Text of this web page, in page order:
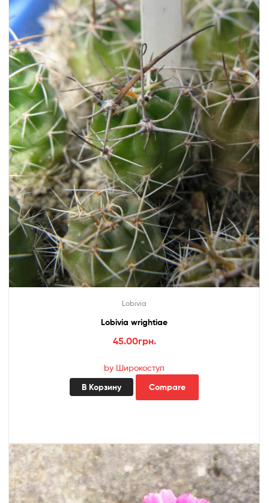
Lobivia
Lobivia wrightiae
45.00грн.
by Широкоступ
В Корзину Compare